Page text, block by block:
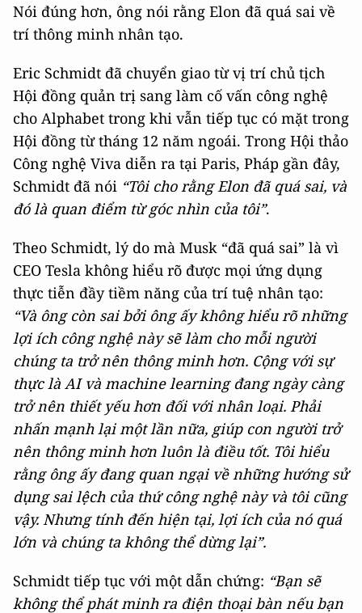
Nói đúng hơn, ông nói rằng Elon đã quá sai về
trí thông minh nhân tạo.
Eric Schmidt đã chuyển giao từ vị trí chủ tịch
Hội đồng quản trị sang làm cố vấn công nghệ
cho Alphabet trong khi vẫn tiếp tục có mặt trong
Hội đồng từ tháng 12 năm ngoái. Trong Hội thảo
Công nghệ Viva diễn ra tại Paris, Pháp gần đây,
Schmidt đã nói “Tôi cho rằng Elon đã quá sai, và
đó là quan điểm từ góc nhìn của tôi”.
Theo Schmidt, lý do mà Musk “đã quá sai” là vì
CEO Tesla không hiểu rõ được mọi ứng dụng
thực tiễn đầy tiềm năng của trí tuệ nhân tạo:
“Và ông còn sai bởi ông ấy không hiểu rõ những
lợi ích công nghệ này sẽ làm cho mỗi người
chúng ta trở nên thông minh hơn. Cộng với sự
thực là AI và machine learning đang ngày càng
trở nên thiết yếu hơn đối với nhân loại. Phải
nhấn mạnh lại một lần nữa, giúp con người trở
nên thông minh hơn luôn là điều tốt. Tôi hiểu
rằng ông ấy đang quan ngại về những hướng sử
dụng sai lệch của thứ công nghệ này và tôi cũng
vậy. Nhưng tính đến hiện tại, lợi ích của nó quá
lớn và chúng ta không thể dừng lại”.
Schmidt tiếp tục với một dẫn chứng: “Bạn sẽ
không thể phát minh ra điện thoại bàn nếu bạn